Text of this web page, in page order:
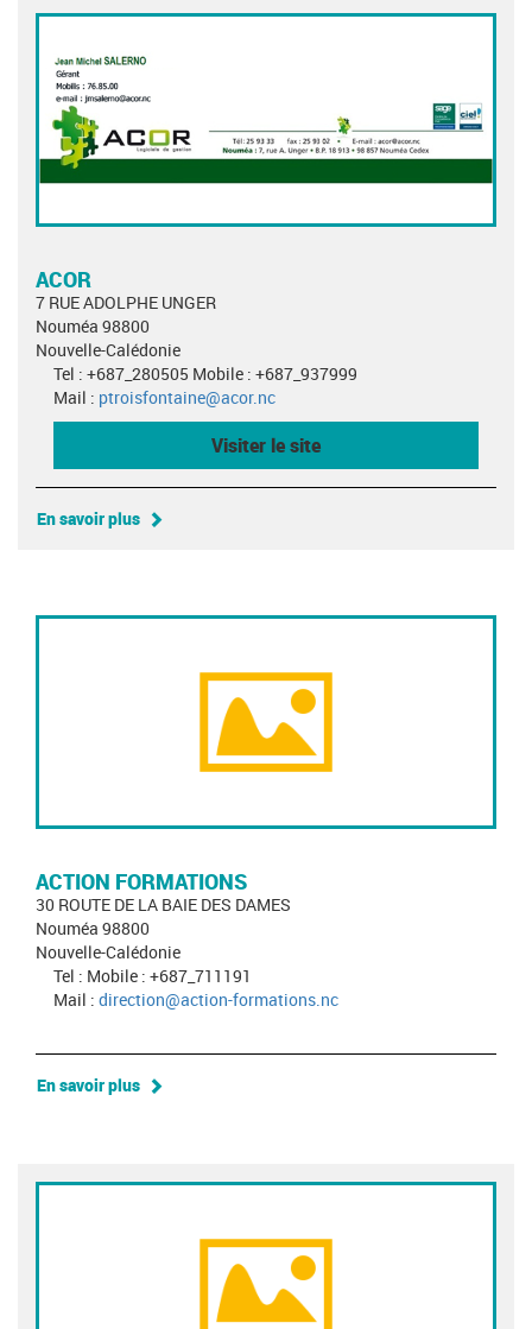
ACOR
7 RUE ADOLPHE UNGER
Nouméa 98800
Nouvelle-Calédonie
Tel : +687_280505 Mobile : +687_937999
Mail : ptroisfontaine@acor.nc
Visiter le site
En savoir plus
ACTION FORMATIONS
30 ROUTE DE LA BAIE DES DAMES
Nouméa 98800
Nouvelle-Calédonie
Tel : Mobile : +687_711191
Mail : direction@action-formations.nc
En savoir plus